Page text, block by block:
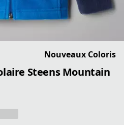
Nouveaux Coloris
Steens Mountain